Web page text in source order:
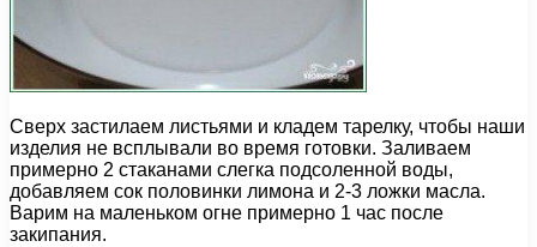
Сверх застилаем листьями и кладем тарелку, чтобы наши
изделия не всплывали во время готовки. Заливаем
примерно 2 стаканами слегка подсоленной воды,
добавляем сок половинки лимона и 2-3 ложки масла.
Варим на маленьком огне примерно 1 час после
закипания.